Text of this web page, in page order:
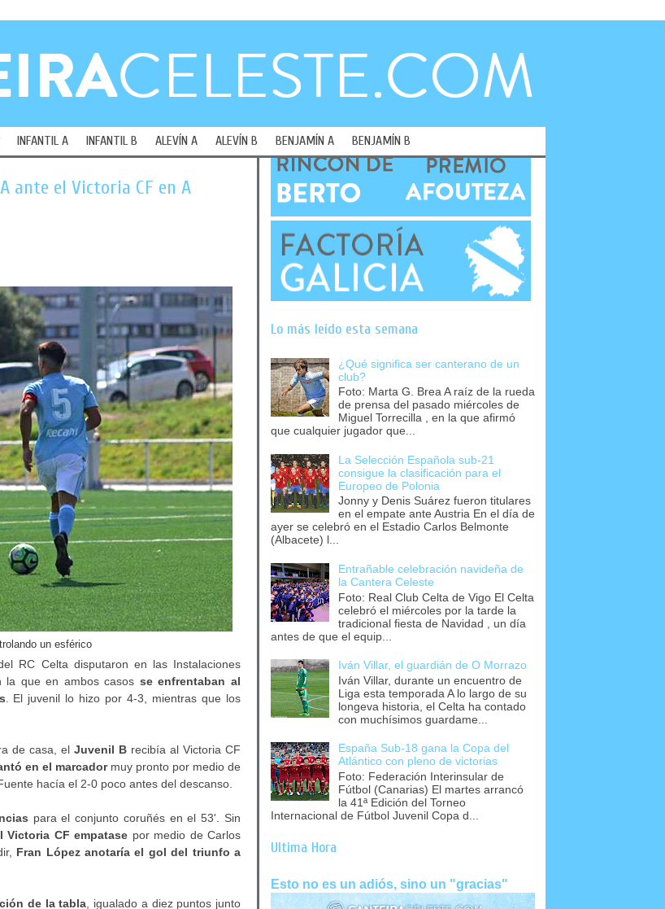
INFANTIL A INFANTIL B ALEVÍN A ALEVÍN B BENJAMÍN A BENJAMÍN B
ante el Victoria CF en A
un esférico
RC Celta disputaron en las Instalaciones
la que en ambos casos se enfrentaban al
. El juvenil lo hizo por 4-3, mientras que los
de casa, el Juvenil Brecibía al Victoria CF
en el marcadormuy pronto por medio de
hacía el 2-0 poco antes del descanso.
para el conjunto coruñés en el 53'. Sin
Victoria CF empatase por medio de Carlos
Fran López anotaría el gol del triunfo a
de la tabla , igualado a diez puntos junto
Lo más leído esta semana
¿Qué significa ser canterano de un
club?
Foto: Marta G. Brea A raíz de la rueda
de prensa del pasado miércoles de
Miguel Torrecilla , en la que afirmó
que cualquier jugador que...
La Selección Española sub-21
consigue la clasificación para el
Europeo de Polonia
Jonny y Denis Suárez fueron titulares
en el empate ante Austria En el día de
ayer se celebró en el Estadio Carlos Belmonte
(Albacete) l...
Entrañable celebración navideña de
la Cantera Celeste
Foto: Real Club Celta de Vigo El Celta
celebró el miércoles por la tarde la
tradicional fiesta de Navidad , un día
antes de que el equip...
Iván Villar, el guardián de O Morrazo
Iván Villar, durante un encuentro de
Liga esta temporada A lo largo de su
longeva historia, el Celta ha contado
con muchísimos guardame...
España Sub-18 gana la Copa del
Atlántico con pleno de victorias
Foto: Federación Interinsular de
Fútbol (Canarias) El martes arrancó
la 41ª Edición del Torneo
Internacional de Fútbol Juvenil Copa d...
Última Hora
Esto no es un adiós, sino un "gracias"